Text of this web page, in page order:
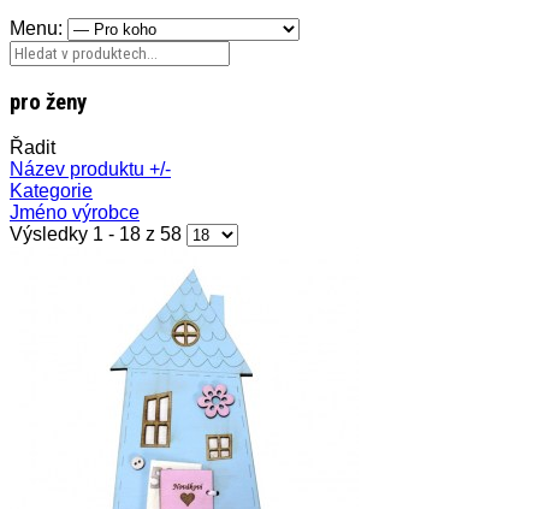
Menu:
pro ženy
Řadit
Název produktu +/-
Kategorie
Jméno výrobce
Výsledky 1 - 18 z 58